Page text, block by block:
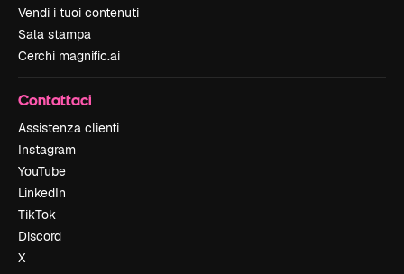
Vendi i tuoi contenuti
Sala stampa
Cerchi magnific.ai
Contattaci
Assistenza clienti
Instagram
YouTube
LinkedIn
TikTok
Discord
X